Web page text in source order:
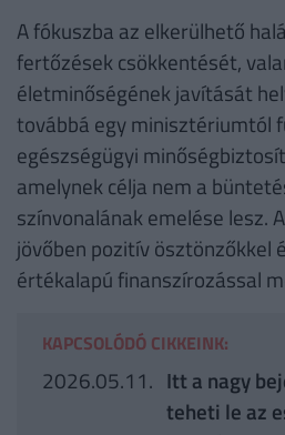
A fókuszba az elkerülhető
fertőzések csökkentését,
életminőségének javítását
továbbá egy minisztériumtól
egészségügyi
amelynek célja nem a
színvonalának emelése lesz.
jövőben pozitív ösztönzőkkel
értékalapú finanszírozással
KAPCSOLÓDÓ CIKKEINK:
2026.05.11. Itt a nagy
teheti le az